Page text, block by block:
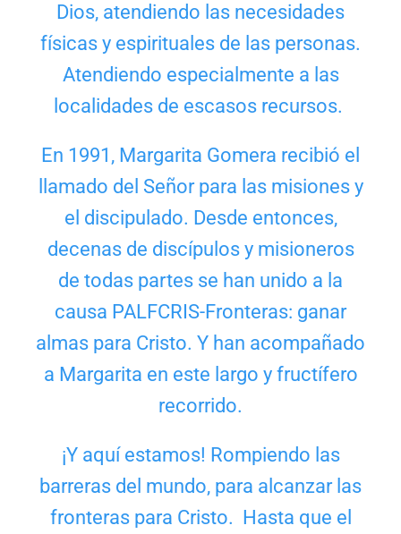
Dios, atendiendo las necesidades
físicas y espirituales de las personas.
Atendiendo especialmente a las
localidades de escasos recursos.
En 1991, Margarita Gomera recibió el
llamado del Señor para las misiones y
el discipulado. Desde entonces,
decenas de discípulos y misioneros
de todas partes se han unido a la
causa PALFCRIS-Fronteras: ganar
almas para Cristo. Y han acompañado
a Margarita en este largo y fructífero
recorrido.
¡Y aquí estamos! Rompiendo las
barreras del mundo, para alcanzar las
fronteras para Cristo. Hasta que el